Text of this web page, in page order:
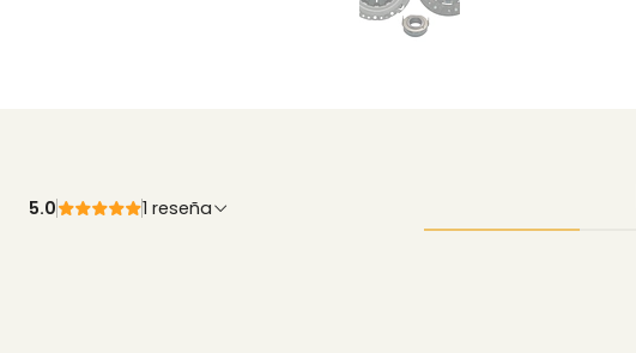
5.0 1 reseña